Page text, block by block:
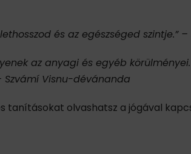
és az egészséged szintje.”
az anyagi és egyéb
Szvámí Visnu-dévánanda
tanításokat olvashatsz a jógával